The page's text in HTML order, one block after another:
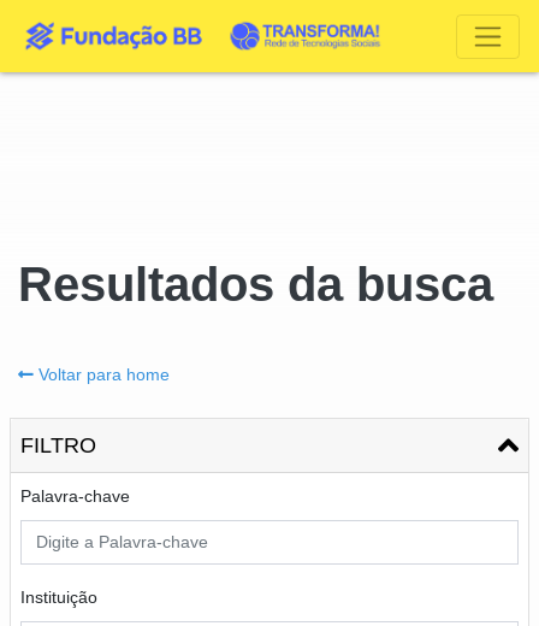
Resultados da busca
Voltar para home
FILTRO
Palavra-chave
Instituição